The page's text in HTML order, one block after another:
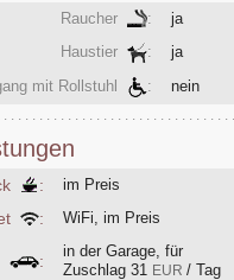
Raucher :
ja
Haustier
:
ja
mit Rollstuhl
: nein
: im Preis
: WiFi, im Preis
:
in der Garage, für
Zuschlag 31 EUR / Tag